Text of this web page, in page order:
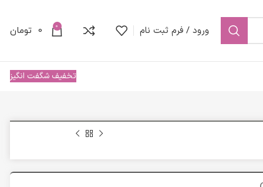
ورود / فرم ثبت نام 0
0 تومان
تخفیف شگفت انگیز